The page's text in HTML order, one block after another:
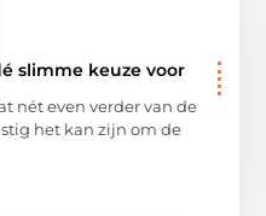
slimme keuze voor
nét even verder van de
het kan zijn om de